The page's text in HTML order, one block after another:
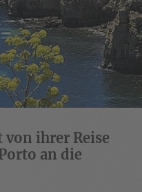
–
von ihrer Reise
an die